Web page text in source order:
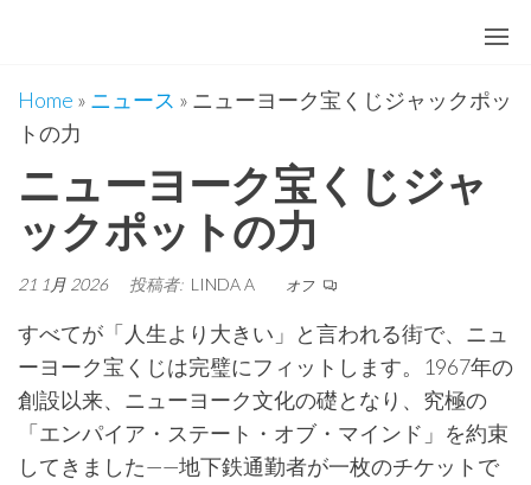
Home » ニュース » ニューヨーク宝くじジャックポッ
トの力
ニューヨーク宝くじジャ
ックポットの力
21 1月 2026 投稿者: LINDA A オフ
すべてが「人生より大きい」と言われる街で、ニュ
ーヨーク宝くじは完璧にフィットします。1967年の
創設以来、ニューヨーク文化の礎となり、究極の
「エンパイア・ステート・オブ・マインド」を約束
してきました——地下鉄通勤者が一枚のチケットで